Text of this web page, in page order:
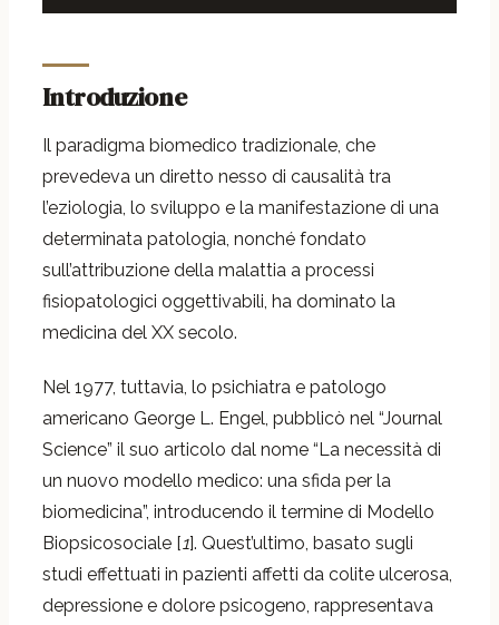
Introduzione
Il paradigma biomedico tradizionale, che
prevedeva un diretto nesso di causalità tra
l’eziologia, lo sviluppo e la manifestazione di una
determinata patologia, nonché fondato
sull’attribuzione della malattia a processi
fisiopatologici oggettivabili, ha dominato la
medicina del XX secolo.
Nel 1977, tuttavia, lo psichiatra e patologo
americano George L. Engel, pubblicò nel “Journal
Science” il suo articolo dal nome “La necessità di
un nuovo modello medico: una sfida per la
biomedicina”, introducendo il termine di Modello
Biopsicosociale [1]. Quest’ultimo, basato sugli
studi effettuati in pazienti affetti da colite ulcerosa,
depressione e dolore psicogeno, rappresentava